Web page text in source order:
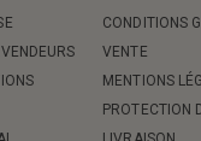
CONDITIONS
VENTE
MENTIONS
PROTECTION